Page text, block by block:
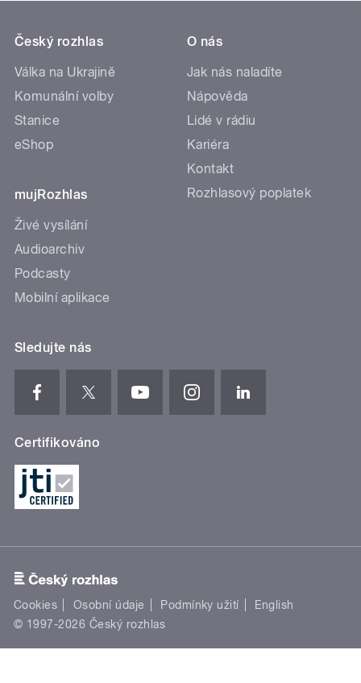
Český rozhlas
Válka na Ukrajině
Komunální volby
Stanice
eShop
mujRozhlas
Živé vysílání
Audioarchiv
Podcasty
Mobilní aplikace
O nás
Jak nás naladíte
Nápověda
Lidé v rádiu
Kariéra
Kontakt
Rozhlasový poplatek
Sledujte nás
Certifikováno
Cookies Osobní údaje Podmínky užití
English
© 1997-2026 Český rozhlas